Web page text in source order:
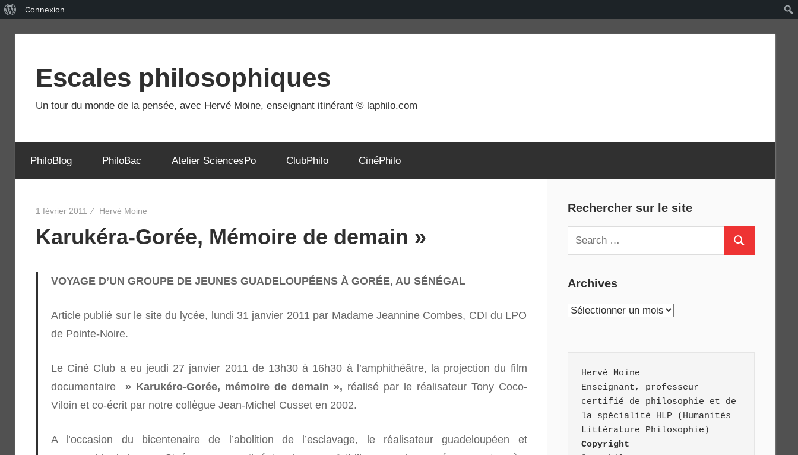
Connexion
contentEscales philosophiques
Un tour du monde de la pensée, avec Hervé Moine, enseignant itinérant © laphilo.com
PhiloBlog PhiloBac Atelier SciencesPo ClubPhilo CinéPhilo
1 février 2011 Hervé Moine
Karukéra-Gorée, Mémoire de demain »
VOYAGE D’UN GROUPE DE JEUNES GUADELOUPÉENS À GORÉE, AU SÉNÉGAL
Article publié sur le site du lycée, lundi 31 janvier 2011 par Madame Jeannine Combes, CDI du LPO
de Pointe-Noire.
Le Ciné Club a eu jeudi 27 janvier 2011 de 13h30 à 16h30 à l’amphithéâtre, la projection du film
documentaire
» Karukéro-Gorée, mémoire de demain », réalisé par le réalisateur Tony Coco-
Viloin et co-écrit par notre collègue Jean-Michel Cusset en 2002.
A l’occasion du bicentenaire de l’abolition de l’esclavage, le réalisateur guadeloupéen et
Rechercher sur le site
Search
for:
Search
Archives
Archives
Hervé Moine
Enseignant, professeur
certifié de philosophie et de
la spécialité HLP (Humanités
Littérature Philosophie)
Copyright